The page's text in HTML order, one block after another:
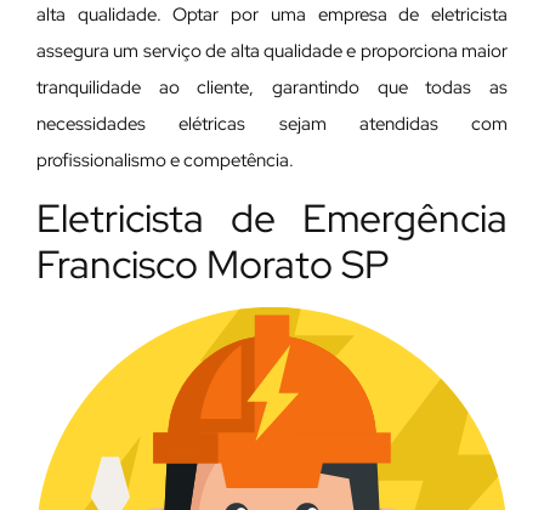
alta qualidade. Optar por uma empresa de eletricista
assegura um serviço de alta qualidade e proporciona maior
tranquilidade ao cliente, garantindo que todas as
necessidades elétricas sejam atendidas com
profissionalismo e competência.
Eletricista de Emergência
Francisco Morato SP